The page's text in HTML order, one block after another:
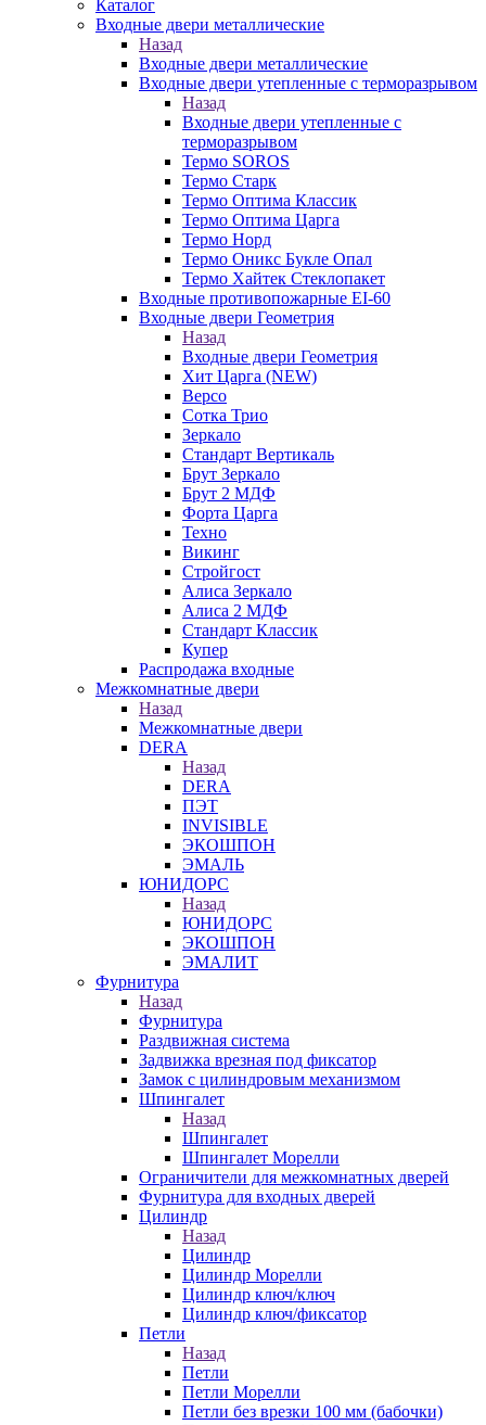
Каталог
Входные двери металлические
Назад
Входные двери металлические
Входные двери утепленные с терморазрывом
Назад
Входные двери утепленные с
терморазрывом
Термо SOROS
Термо Старк
Термо Оптима Классик
Термо Оптима Царга
Термо Норд
Термо Оникс Букле Опал
Термо Хайтек Стеклопакет
Входные противопожарные EI-60
Входные двери Геометрия
Назад
Входные двери Геометрия
Хит Царга (NEW)
Версо
Сотка Трио
Зеркало
Стандарт Вертикаль
Брут Зеркало
Брут 2 МДФ
Форта Царга
Техно
Викинг
Стройгост
Алиса Зеркало
Алиса 2 МДФ
Стандарт Классик
Купер
Распродажа входные
Межкомнатные двери
Назад
Межкомнатные двери
DERA
Назад
DERA
ПЭТ
INVISIBLE
ЭКОШПОН
ЭМАЛЬ
ЮНИДОРС
Назад
ЮНИДОРС
ЭКОШПОН
ЭМАЛИТ
Фурнитура
Назад
Фурнитура
Раздвижная система
Задвижка врезная под фиксатор
Замок с цилиндровым механизмом
Шпингалет
Назад
Шпингалет
Шпингалет Морелли
Ограничители для межкомнатных дверей
Фурнитура для входных дверей
Цилиндр
Назад
Цилиндр
Цилиндр Морелли
Цилиндр ключ/ключ
Цилиндр ключ/фиксатор
Петли
Назад
Петли
Петли Морелли
Петли без врезки 100 мм (бабочки)